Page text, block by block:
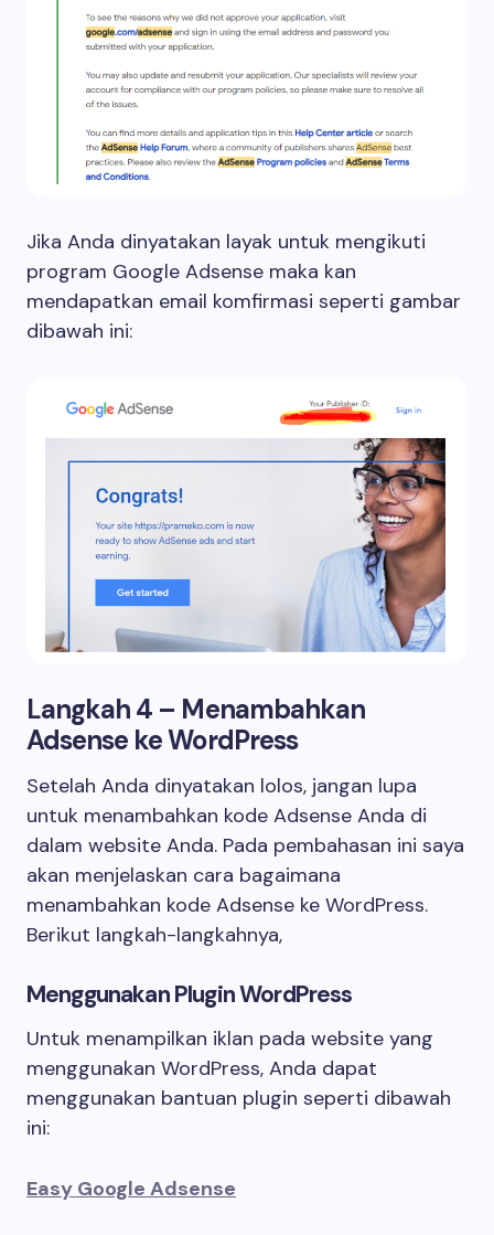
Jika Anda dinyatakan layak untuk mengikuti
program Google Adsense maka kan
mendapatkan email komfirmasi seperti gambar
dibawah ini:
Langkah 4 – Menambahkan
Adsense ke WordPress
Setelah Anda dinyatakan lolos, jangan lupa
untuk menambahkan kode Adsense Anda di
dalam website Anda. Pada pembahasan ini saya
akan menjelaskan cara bagaimana
menambahkan kode Adsense ke WordPress.
Berikut langkah-langkahnya,
Menggunakan Plugin WordPress
Untuk menampilkan iklan pada website yang
menggunakan WordPress, Anda dapat
menggunakan bantuan plugin seperti dibawah
ini:
Easy Google Adsense